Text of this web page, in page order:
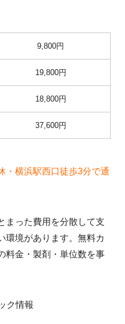
9,800円
19,800円
18,800円
37,600円
・横浜駅西口徒歩3分で通
まった費用を分散して支
環境があります。無料カ
料金・製剤・単位数を事
ク情報